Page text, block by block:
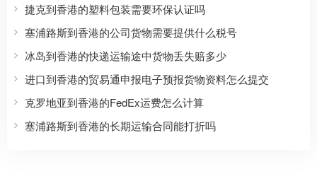
捷克到香港的塑料包装需要环保认证吗
塞浦路斯到香港的公司货物需要提供什么税号
冰岛到香港的快递运输途中货物丢失赔多少
进口到香港的贸易通申报电子预报货物资料怎么提交
克罗地亚到香港的FedEx运费怎么计算
塞浦路斯到香港的长期运输合同能打折吗